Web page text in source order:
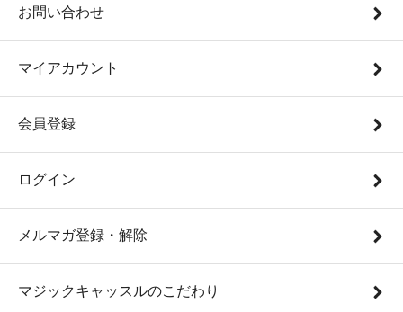
お問い合わせ
マイアカウント
会員登録
ログイン
メルマガ登録・解除
マジックキャッスルのこだわり